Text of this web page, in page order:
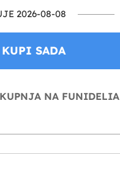
2026-08-08
KUPI SADA
NA FUNIDELIA